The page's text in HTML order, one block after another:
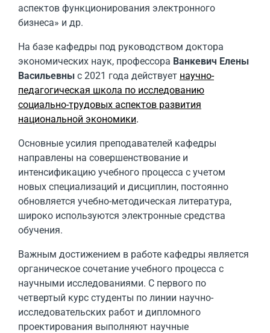
аспектов функционирования электронного
бизнеса» и др.
На базе кафедры под руководством доктора
экономических наук, профессора Ванкевич Елены
Васильевны с 2021 года действует научно-
педагогическая школа по исследованию
социально-трудовых аспектов развития
национальной экономики.
Основные усилия преподавателей кафедры
направлены на совершенствование и
интенсификацию учебного процесса с учетом
новых специализаций и дисциплин, постоянно
обновляется учебно-методическая литература,
широко используются электронные средства
обучения.
Важным достижением в работе кафедры является
органическое сочетание учебного процесса с
научными исследованиями. С первого по
четвертый курс студенты по линии научно-
исследовательских работ и дипломного
проектирования выполняют научные